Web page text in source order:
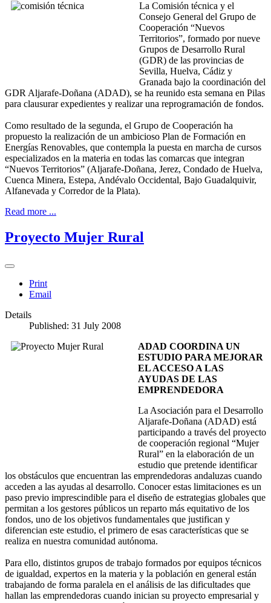
La Comisión técnica y el
Consejo General del Grupo de
Cooperación “Nuevos
Territorios”, formado por nueve
Grupos de Desarrollo Rural
(GDR) de las provincias de
Sevilla, Huelva, Cádiz y
Granada bajo la coordinación del
GDR Aljarafe-Doñana (ADAD), se ha reunido esta semana en Pilas
para clausurar expedientes y realizar una reprogramación de fondos.
Como resultado de la segunda, el Grupo de Cooperación ha
propuesto la realización de un ambicioso Plan de Formación en
Energías Renovables, que contempla la puesta en marcha de cursos
especializados en la materia en todas las comarcas que integran
“Nuevos Territorios” (Aljarafe-Doñana, Jerez, Condado de Huelva,
Cuenca Minera, Estepa, Andévalo Occidental, Bajo Guadalquivir,
Alfanevada y Corredor de la Plata).
Read more ...
Proyecto Mujer Rural
Print
Email
Details
Published: 31 July 2008
ADAD COORDINA UN
ESTUDIO PARA MEJORAR
EL ACCESO A LAS
AYUDAS DE LAS
EMPRENDEDORA
La Asociación para el Desarrollo
Aljarafe-Doñana (ADAD) está
participando a través del proyecto
de cooperación regional “Mujer
Rural” en la elaboración de un
estudio que pretende identificar
los obstáculos que encuentran las emprendedoras andaluzas cuando
acceden a las ayudas al desarrollo. Conocer estas limitaciones es un
paso previo imprescindible para el diseño de estrategias globales que
permitan a los gestores públicos un reparto más equitativo de los
fondos, uno de los objetivos fundamentales que justifican y
diferencian este estudio, el primero de esas características que se
realiza en nuestra comunidad autónoma.
Para ello, distintos grupos de trabajo formados por equipos técnicos
de igualdad, expertos en la materia y la población en general están
trabajando de forma paralela en el análisis de las dificultades que
hallan las emprendedoras cuando inician su proyecto empresarial y